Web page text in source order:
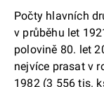
Počty hlavních
v průběhu let
polovině 80. let
nejvíce prasat v
1982 (3 556 tis.